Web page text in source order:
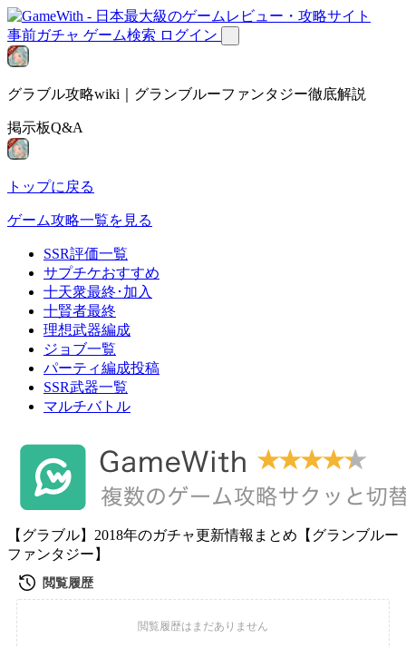
事前ガチャ ゲーム検索 ログイン
グラブル攻略wiki｜グランブルーファンタジー徹底解説
掲示板Q&A
トップに戻る
ゲーム攻略一覧を見る
SSR評価一覧
サプチケおすすめ
十天衆最終･加入
十賢者最終
理想武器編成
ジョブ一覧
パーティ編成投稿
SSR武器一覧
マルチバトル
【グラブル】2018年のガチャ更新情報まとめ【グランブルー
ファンタジー】